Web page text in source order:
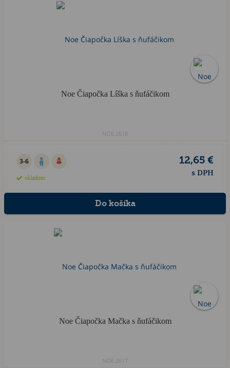
Noe Čiapočka Líška s ňufáčikom
NOE.2618
3-6
skladom
12,65 €
s DPH
Noe Čiapočka Mačka s ňufáčikom
NOE.2617